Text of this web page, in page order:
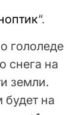
“.
гололеде
снега на
земли.
на